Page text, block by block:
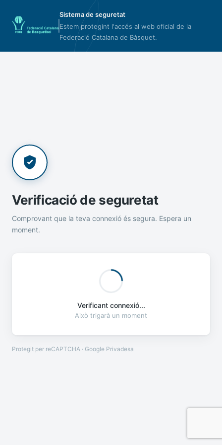
Sistema de seguretat
Estem protegint l'accés al web oficial de la
Federació Catalana de Bàsquet.
Verificació de seguretat
Comprovant que la teva connexió és segura. Espera un
moment.
Verificant connexió...
Això trigarà un moment
Protegit per reCAPTCHA · Google Privadesa